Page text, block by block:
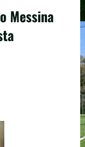
Messina